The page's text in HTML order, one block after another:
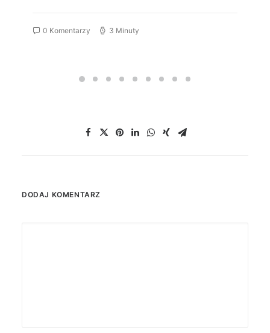
0 Komentarzy 3 Minuty
DODAJ KOMENTARZ